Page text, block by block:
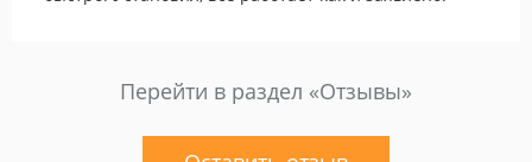
Перейти в раздел «Отзывы»